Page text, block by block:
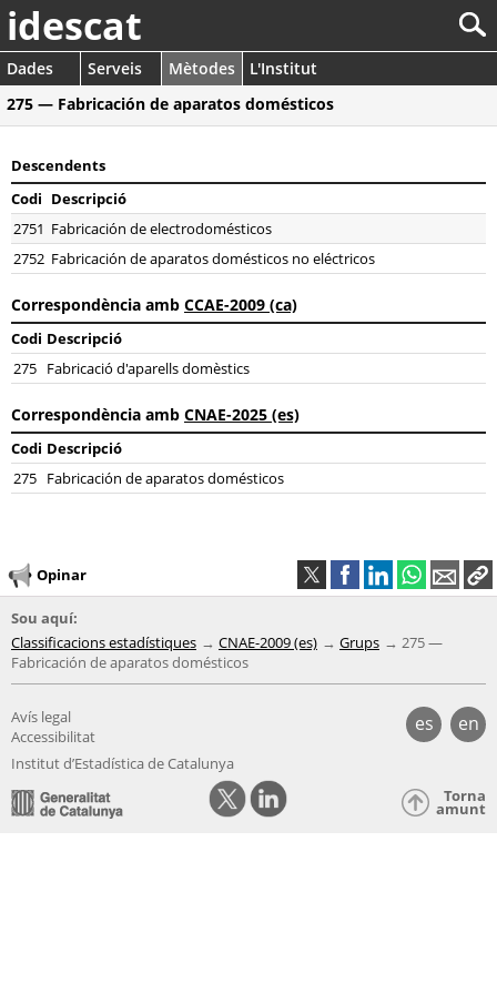
idescat
Dades Serveis Mètodes
L'Institut
275 — Fabricación de aparatos domésticos
Descendents
Codi Descripció
2751 Fabricación de electrodomésticos
2752 Fabricación de aparatos domésticos no eléctricos
Correspondència amb CCAE-2009 (ca)
Codi Descripció
275 Fabricació d'aparells domèstics
Correspondència amb CNAE-2025 (es)
Codi Descripció
275 Fabricación de aparatos domésticos
Opinar
Sou aquí:
Classificacions estadístiques
CNAE-2009 (es) Grups
275 —
Fabricación de aparatos domésticos
es en
Avís legal
Accessibilitat
Institut d’Estadística de Catalunya
Torna
amunt